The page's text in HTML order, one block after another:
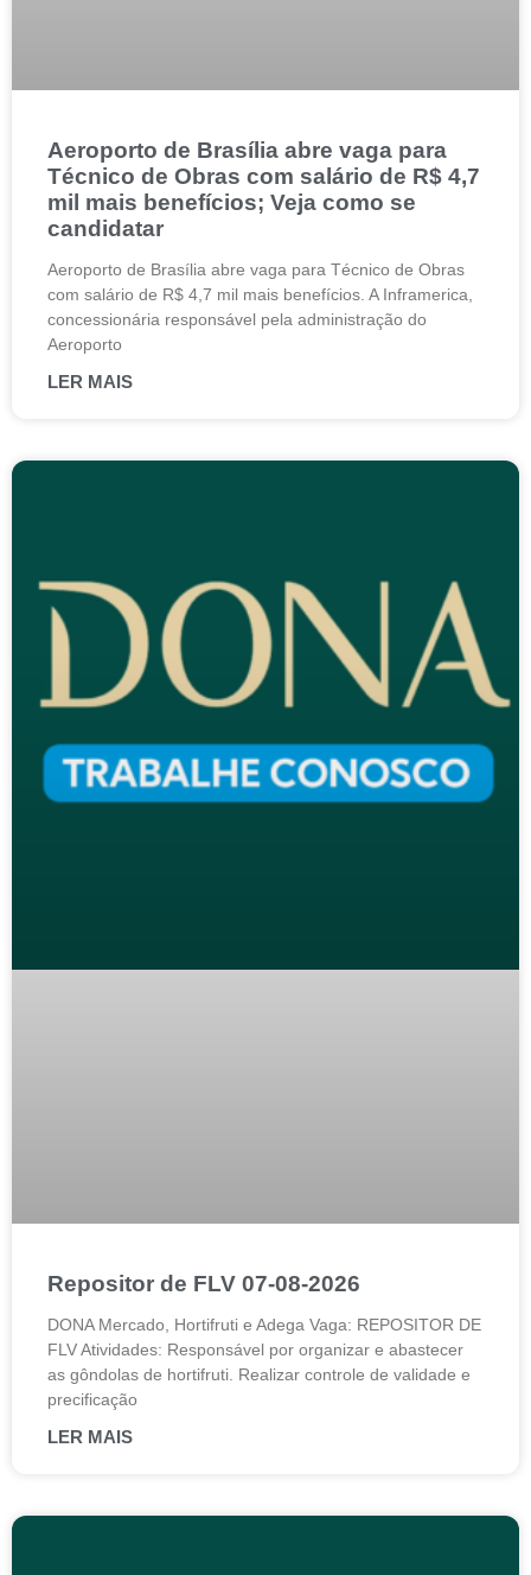
Aeroporto de Brasília abre vaga para
Técnico de Obras com salário de R$ 4,7
mil mais benefícios; Veja como se
candidatar
Aeroporto de Brasília abre vaga para Técnico de Obras
com salário de R$ 4,7 mil mais benefícios. A Inframerica,
concessionária responsável pela administração do
Aeroporto
LER MAIS
Repositor de FLV 07-08-2026
DONA Mercado, Hortifruti e Adega Vaga: REPOSITOR DE
FLV Atividades: Responsável por organizar e abastecer
as gôndolas de hortifruti. Realizar controle de validade e
precificação
LER MAIS